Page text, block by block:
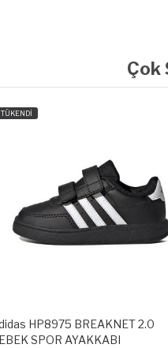
Çok
TÜKENDİ
HP8975 BREAKNET 2.0
SPOR AYAKKABI